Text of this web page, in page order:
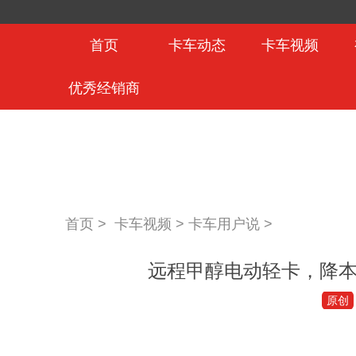
首页 卡车动态 卡车视频
优秀经销商
首页 > 卡车视频 > 卡车用户说 >
远程甲醇电动轻卡，降
原创